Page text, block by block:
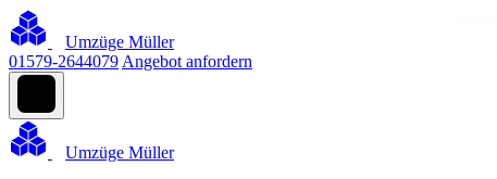
Umzüge Müller
01579-2644079 Angebot anfordern
Umzüge Müller